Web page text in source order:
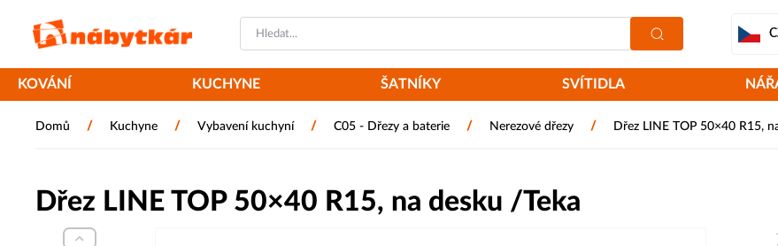
KOVÁNÍ KUCHYNE ŠATNÍKY SVÍTIDLA
Domů / Kuchyne / Vybavení kuchyní / C05 - Dřezy a baterie / Nerezové dřezy / Dřez LINE TOP 50×40 R15,
Dřez LINE TOP 50×40 R15, na desku /Teka